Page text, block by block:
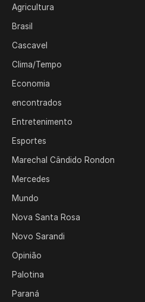
Agricultura
Brasil
Cascavel
Clima/Tempo
Economia
encontrados
Entretenimento
Esportes
Marechal Cândido Rondon
Mercedes
Mundo
Nova Santa Rosa
Novo Sarandi
Opinião
Palotina
Paraná